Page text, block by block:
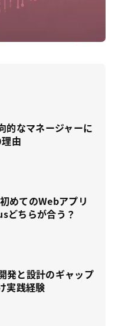
的なマネージャーに
由
めてのWebアプリ
ちらが合う？
発と設計のギャップ
実践経験